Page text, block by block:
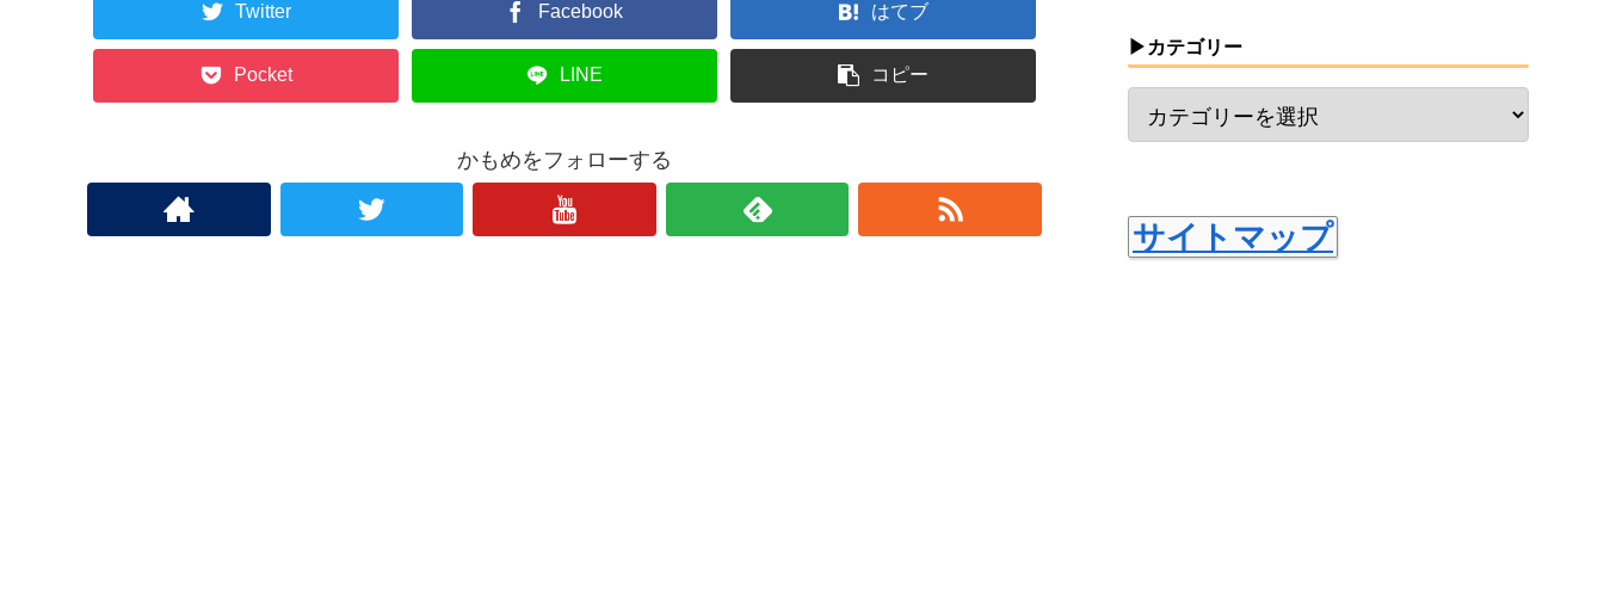
Twitter Facebook はてブ
Pocket LINE コピー
かもめをフォローする
▶カテゴリー
サイトマップ